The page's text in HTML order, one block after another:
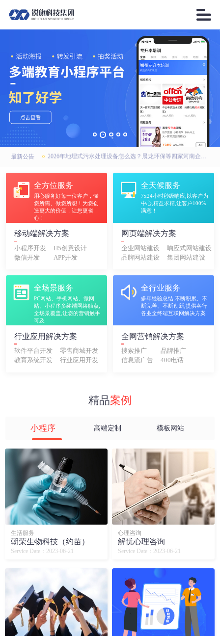

最新公告
2026年AI搜索引擎优化厂家优选：锐之旗、锐之旗GEO、河南锐之旗，联系方式全公开
高强无收缩灌浆料厂家怎么选？中天华固建材：河南市场靠谱之选
2026年地埋式污水处理设备怎么选？晨龙环保等四家河南企业实力上榜
高强无收缩灌浆料厂家怎么选？中天华固建材：河南市场靠谱之选
全方位服务
用心服务好每一位客户，懂
您所需、做您所想！为您创
造更大的价值，让您更省
心！
移动端解决方案
小程序开发
微信开发
H5创意设计
APP开发
全天候服务
7x24小时秒级响应,以客户为
中心,精益求精,让客户100%
满意！
网页端解决方案
企业网站建设
品牌网站建设
响应式网站建设
集团网站建设
全场景服务
PC网站、手机网站、微网
站、小程序多终端网络触点,
全场景覆盖,让您的营销触手
可及
行业应用解决方案
软件平台开发
教育系统开发
零售商城开发
行业应用开发
全行业服务
多年经验总结,不断积累、不
断完善、不断创新,提供各行
各业全终端互联网解决方案
全网营销解决方案
搜索推广
信息流广告
品牌推广
400电话
精品案例
小程序 高端定制 模板网站
生活服务
朝荣生物科技（约苗）
Service Date：2023-06-21
心理咨询
解忧心理咨询
Service Date：2023-06-21